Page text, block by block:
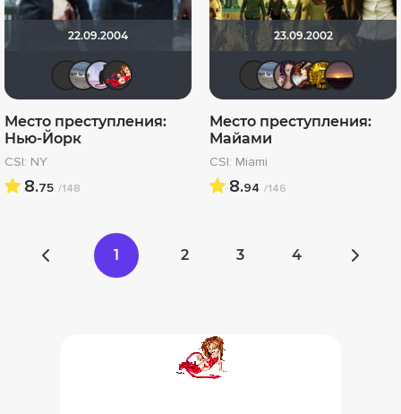
22.09.2004
Место преступления:
Нью-Йорк
CSI: NY
8.75 /148
23.09.2002
IenKazami
Pavel_D
Место преступления:
Майами
CSI: Miami
8.94 /146
1 2 3 4